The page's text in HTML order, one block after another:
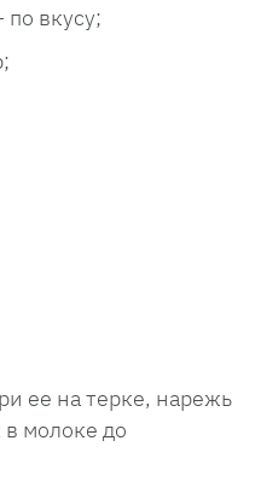
вкусу;
ее на терке, нарежь
молоке до